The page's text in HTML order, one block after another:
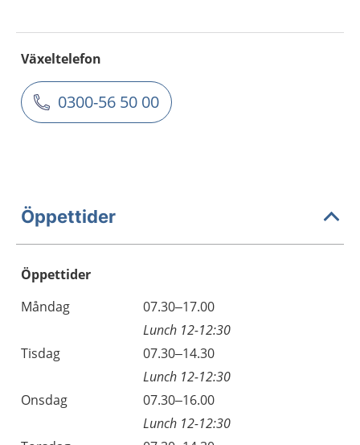
Växeltelefon
0300-56 50 00
Öppettider
Öppettider
Dag
Öppettider
Kommentarer
Måndag
07.30–17.00
Lunch 12-12:30
Tisdag
07.30–14.30
Lunch 12-12:30
Onsdag
07.30–16.00
Lunch 12-12:30